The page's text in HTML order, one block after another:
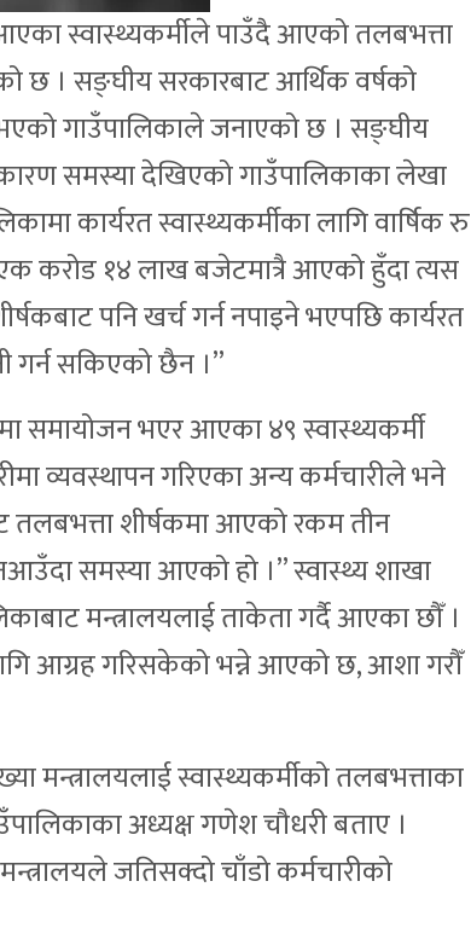
स्वास्थ्यकर्मीले पाउँदै आएको तलबभत्ता
छ । सङ्घीय सरकारबाट आर्थिक वर्षको
गाउँपालिकाले जनाएको छ । सङ्घीय
समस्या देखिएको गाउँपालिकाका लेखा
कार्यरत स्वास्थ्यकर्मीका लागि वार्षिक रु
करोड १४ लाख बजेटमात्रै आएको हुँदा त्यस
पनि खर्च गर्न नपाइने भएपछि कार्यरत
गर्न सकिएको छैन ।”
समायोजन भएर आएका ४९ स्वास्थ्यकर्मी
व्यवस्थापन गरिएका अन्य कर्मचारीले भने
तलबभत्ता शीर्षकमा आएको रकम तीन
समस्या आएको हो ।” स्वास्थ्य शाखा
मन्त्रालयलाई ताकेता गर्दै आएका छौँ ।
आग्रह गरिसकेको भन्ने आएको छ, आशा गरौँ
स्वास्थ्यकर्मीको तलबभत्ताका
अध्यक्ष गणेश चौधरी बताए ।
जतिसक्दो चाँडो कर्मचारीको